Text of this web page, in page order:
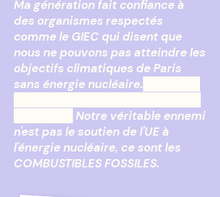
Ma génération fait confiance à
des organismes respectés
comme le GIEC qui disent que
nous ne pouvons pas atteindre les
objectifs climatiques de Paris
sans énergie nucléaire.
Notre véritable ennemi
n'est pas le soutien de l'UE à
l'énergie nucléaire, ce sont les
COMBUSTIBLES FOSSILES.